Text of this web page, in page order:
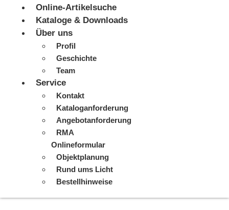
Online-Artikelsuche
Kataloge & Downloads
Über uns
Profil
Geschichte
Team
Service
Kontakt
Kataloganforderung
Angebotanforderung
RMA
Onlineformular
Objektplanung
Rund ums Licht
Bestellhinweise